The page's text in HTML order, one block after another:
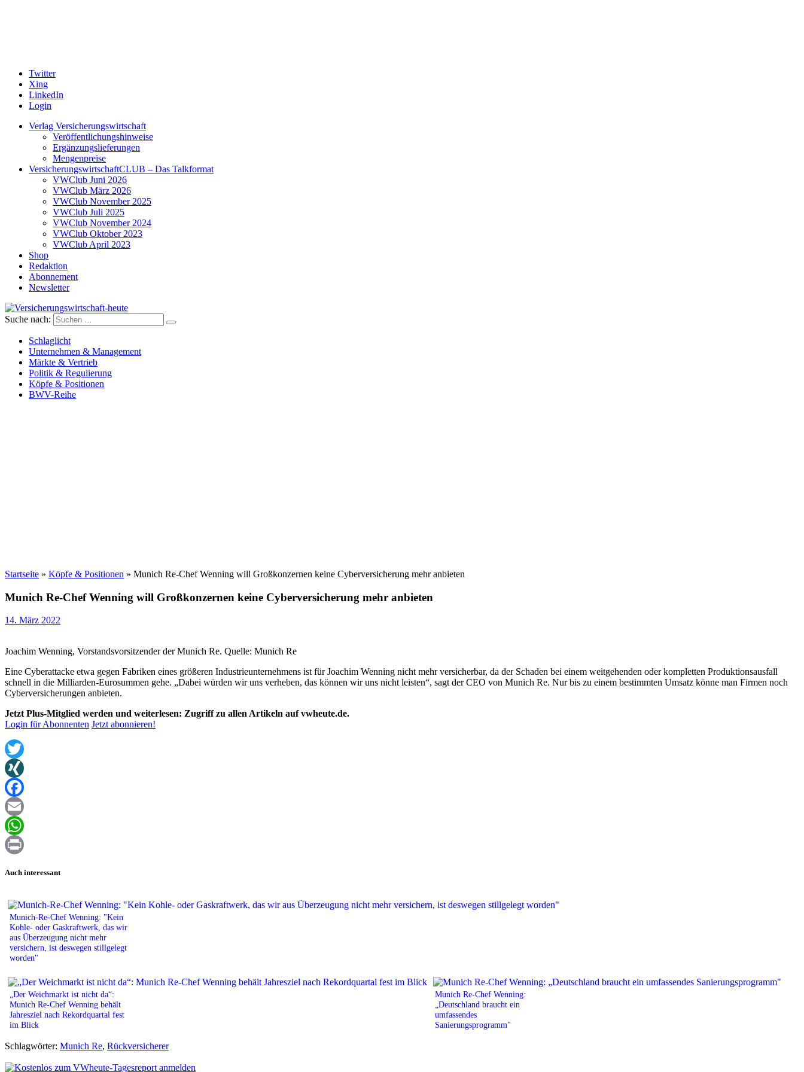
Twitter
Xing
LinkedIn
Login
Verlag Versicherungswirtschaft
Veröffentlichungshinweise
Ergänzungslieferungen
Mengenpreise
VersicherungswirtschaftCLUB – Das Talkformat
VWClub Juni 2026
VWClub März 2026
VWClub November 2025
VWClub Juli 2025
VWClub November 2024
VWClub Oktober 2023
VWClub April 2023
Shop
Redaktion
Abonnement
Newsletter
Versicherungswirtschaft-heute
Suche nach:
Schlaglicht
Unternehmen & Management
Märkte & Vertrieb
Politik & Regulierung
Köpfe & Positionen
BWV-Reihe
Startseite » Köpfe & Positionen » Munich Re-Chef Wenning will Großkonzernen keine Cyberversicherung mehr anbieten
Munich Re-Chef Wenning will Großkonzernen keine Cyberversicherung mehr anbieten
14. März 2022
Joachim Wenning, Vorstandsvorsitzender der Munich Re. Quelle: Munich Re
Eine Cyberattacke etwa gegen Fabriken eines größeren Industrieunternehmens ist für Joachim Wenning nicht mehr versicherbar, da der Schaden bei einem weitgehenden oder kompletten Produktionsausfall
schnell in die Milliarden-Eurosummen gehe. „Dabei würden wir uns verheben, das können wir uns nicht leisten“, sagt der CEO von Munich Re. Nur bis zu einem bestimmten Umsatz könne man Firmen noch
Cyberversicherungen anbieten.
Jetzt Plus-Mitglied werden und weiterlesen: Zugriff zu allen Artikeln auf vwheute.de.
Login für Abonnenten Jetzt abonnieren!
Twitter
XING
Facebook
Email
WhatsApp
Auch interessant
Munich-Re-Chef Wenning: "Kein
Kohle- oder Gaskraftwerk, das wir
aus Überzeugung nicht mehr
versichern, ist deswegen stillgelegt
worden"
„Der Weichmarkt ist nicht da“:
Munich Re-Chef Wenning behält
Jahresziel nach Rekordquartal fest
im Blick
Munich Re-Chef Wenning:
„Deutschland braucht ein
umfassendes
Sanierungsprogramm"
Schlagwörter: Munich Re, Rückversicherer